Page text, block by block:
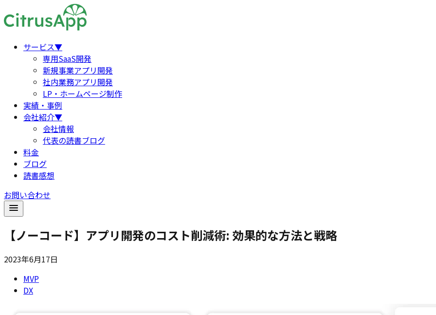
サービス▼
専用SaaS開発
新規事業アプリ開発
社内業務アプリ開発
LP・ホームページ制作
実績・事例
会社紹介▼
会社情報
代表の読書ブログ
料金
ブログ
読書感想
お問い合わせ
【ノーコード】アプリ開発のコスト削減術: 効果的な方法と戦略
2023年6月17日
MVP
DX